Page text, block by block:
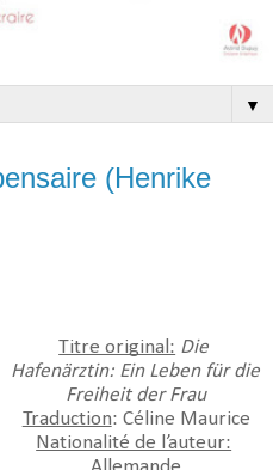
▼
(Henrike
Titre original: Die
Hafenärztin: Ein Leben für die
Freiheit der Frau
Traduction: Céline Maurice
Nationalité de l’auteur: